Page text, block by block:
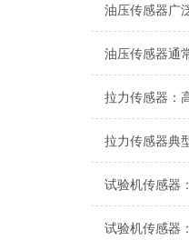
油压传感器通
拉力传感器典